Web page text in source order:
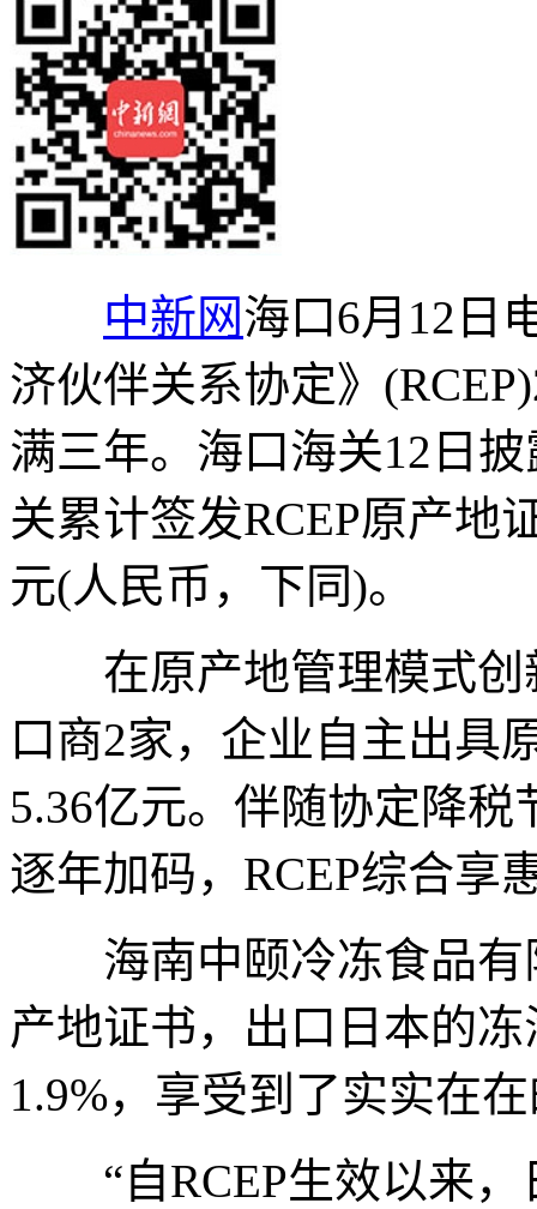
中新网海口6月12日
济伙伴关系协定》
满三年。海口海关12日
关累计签发RCEP原产地
元(人民币，下同)。
在原产地管理模式创
口商2家，企业自主出具
5.36亿元。伴随协定降
逐年加码，RCEP综合享
海南中颐冷冻食品有
产地证书，出口日本的
1.9%，享受到了实实在
“自RCEP生效以来，